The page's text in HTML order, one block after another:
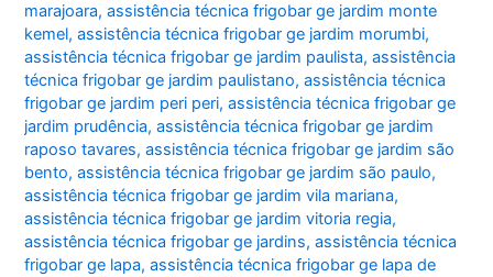
marajoara,assistência técnica frigobar ge jardim monte
kemel,assistência técnica frigobar ge jardim morumbi,
assistência técnica frigobar ge jardim paulista,assistência
técnica frigobar ge jardim paulistano,assistência técnica
frigobar ge jardim peri peri,assistência técnica frigobar ge
jardim prudência,assistência técnica frigobar ge jardim
raposo tavares,assistência técnica frigobar ge jardim são
bento,assistência técnica frigobar ge jardim são paulo,
assistência técnica frigobar ge jardim vila mariana,
assistência técnica frigobar ge jardim vitoria regia,
assistência técnica frigobar ge jardins,assistência técnica
frigobar ge lapa,assistência técnica frigobar ge lapa de